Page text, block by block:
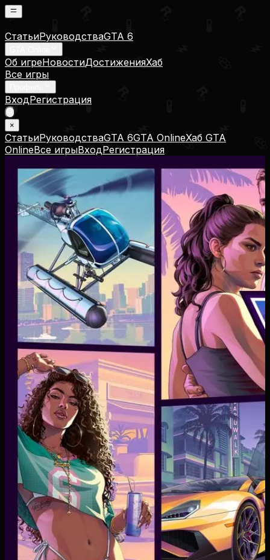
СтатьиРуководстваGTA 6
Об игреНовостиДостиженияХаб
Все игры
ВходРегистрация
×
СтатьиРуководстваGTA 6GTA OnlineХаб GTA
OnlineВсе игрыВходРегистрация